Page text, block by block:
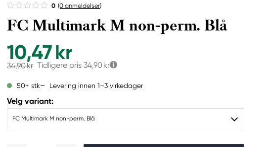
0 (0 anmeldelser)
FC Multimark M non-perm. Blå
10,47 kr
34,90 kr Tidligere pris 34,90 kr
50+ stk Levering innen 1–3 virkedager
Velg variant:
FC Multimark M non-perm. Blå